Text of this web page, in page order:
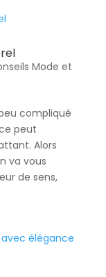
Mode et
compliqué
peut
Alors
va vous
de sens,